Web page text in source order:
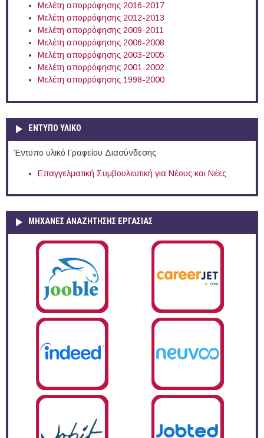
Μελέτη απορρόφησης 2016-2017
Μελέτη απορρόφησης 2012-2013
Μελέτη απορρόφησης 2009-2011
Μελέτη απορρόφησης 2006-2008
Μελέτη απορρόφησης 2003-2005
Μελέτη απορρόφησης 2001-2002
Μελέτη απορρόφησης 1998-2000
ΕΝΤΥΠΟ ΥΛΙΚΟ
Έντυπο υλικό Γραφείου Διασύνδεσης
Επαγγελματική Συμβουλευτική για Νέους και Νέες
ΜΗΧΑΝΕΣ ΑΝΑΖΗΤΗΣΗΣ ΕΡΓΑΣΙΑΣ